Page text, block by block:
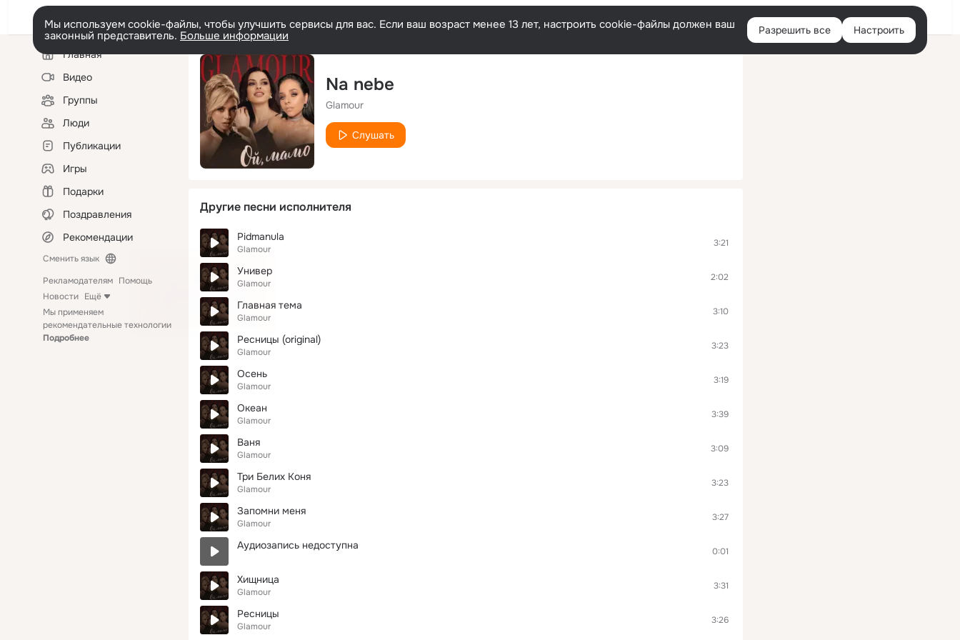
Войти
Мы используем cookie-файлы, чтобы улучшить сервисы для вас. Если ваш возраст менее 13 лет, настроить cookie-файлы должен ваш
законный представитель. Больше информации Разрешить все Настроить
Левая
колонкаГлавная
Видео
Группы
Люди
Публикации
Игры
Подарки
Поздравления
Рекомендации
Сменить язык
Рекламодателям Помощь
Новости Ещё
Мы применяем
рекомендательные технологии
Подробнее
Na nebe
Glamour
Слушать
Другие песни исполнителя
Pіdmanula
Glamour
3:21
Универ
Glamour
2:02
Главная тема
Glamour
3:10
Ресницы (original)
Glamour
3:23
Осень
Glamour
3:19
Океан
Glamour
3:39
Ваня
Glamour
3:09
Три Белих Коня
Glamour
3:23
Запомни меня
Glamour
3:27
Аудиозапись недоступна 0:01
Хищница
Glamour
3:31
Ресницы
Glamour
3:26